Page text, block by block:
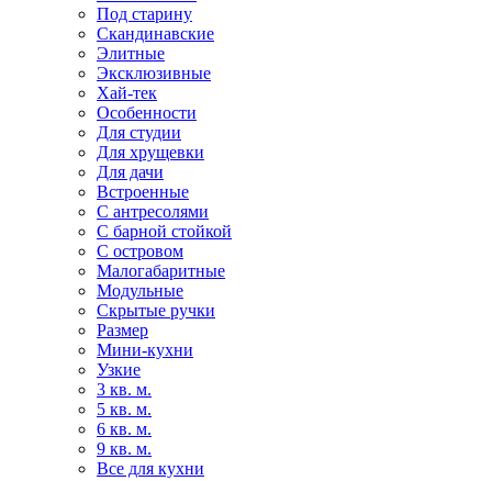
Под старину
Скандинавские
Элитные
Эксклюзивные
Хай-тек
Особенности
Для студии
Для хрущевки
Для дачи
Встроенные
С антресолями
С барной стойкой
С островом
Малогабаритные
Модульные
Скрытые ручки
Размер
Мини-кухни
Узкие
3 кв. м.
5 кв. м.
6 кв. м.
9 кв. м.
Все для кухни